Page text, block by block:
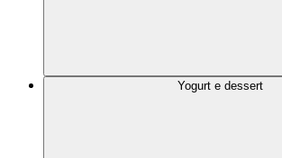
Yogurt e dessert